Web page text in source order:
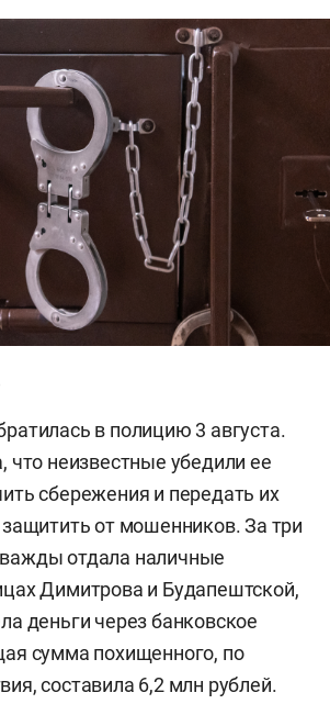
в полицию 3 августа.
что неизвестные убедили ее
сбережения и передать их
от мошенников. За три
отдала наличные
Димитрова и Будапештской,
деньги через банковское
сумма похищенного, по
составила 6,2 млн рублей.